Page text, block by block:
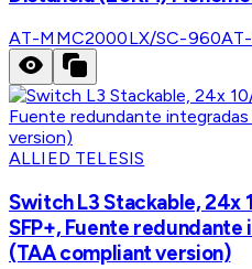
AT-MMC2000LX/SC-960
ALLIED TELESIS
Switch L3 Stackable,
SFP+, Fuente
(TAA compliant version)